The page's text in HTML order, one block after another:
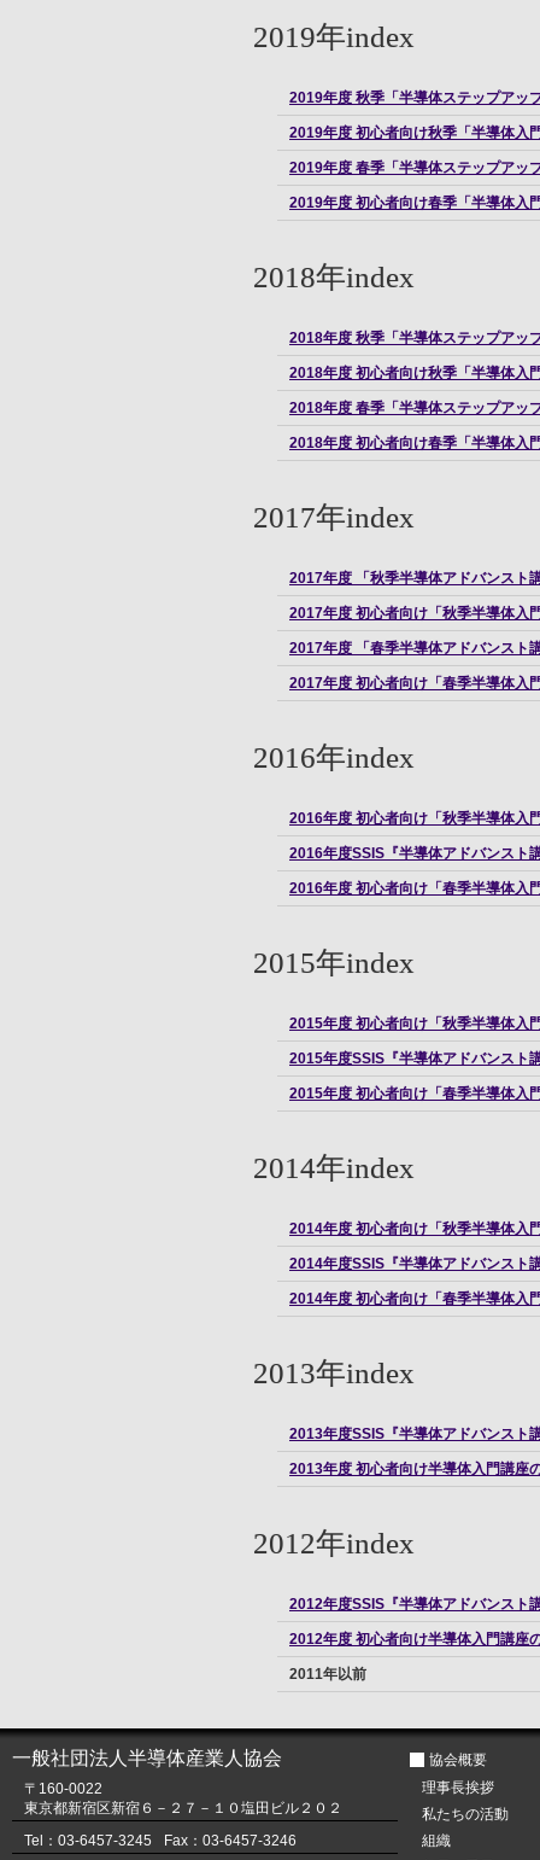
2019年index
2019年度 秋季「半導体ステップアッ
2019年度 初心者向け秋季「半導体入
2019年度 春季「半導体ステップアッ
2019年度 初心者向け春季「半導体入
2018年index
2018年度 秋季「半導体ステップアッ
2018年度 初心者向け秋季「半導体入
2018年度 春季「半導体ステップアッ
2018年度 初心者向け春季「半導体入
2017年index
2017年度 「秋季半導体アドバンスト
2017年度 初心者向け「秋季半導体入
2017年度 「春季半導体アドバンスト
2017年度 初心者向け「春季半導体入
2016年index
2016年度 初心者向け「秋季半導体入
2016年度SSIS『半導体アドバンスト
2016年度 初心者向け「春季半導体入
2015年index
2015年度 初心者向け「秋季半導体入
2015年度SSIS『半導体アドバンスト
2015年度 初心者向け「春季半導体入
2014年index
2014年度 初心者向け「秋季半導体入
2014年度SSIS『半導体アドバンスト
2014年度 初心者向け「春季半導体入
2013年index
2013年度SSIS『半導体アドバンスト
2013年度 初心者向け半導体入門講座
2012年index
2012年度SSIS『半導体アドバンスト
2012年度 初心者向け半導体入門講座
2011年以前
一般社団法人半導体産業人協会
〒160-0022
東京都新宿区新宿６－２７－１０塩田ビル２０２
Tel：03-6457-3245
Fax：03-6457-3246
協会概要
理事長挨拶
私たちの活動
組織